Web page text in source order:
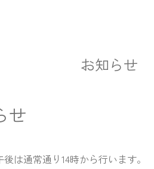
お知らせ
せ
は通常通り14時から行います。